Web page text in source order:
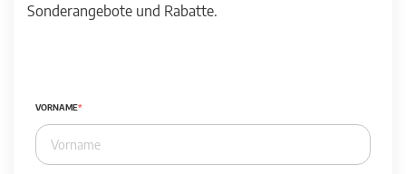
Sonderangebote und Rabatte.
VORNAME